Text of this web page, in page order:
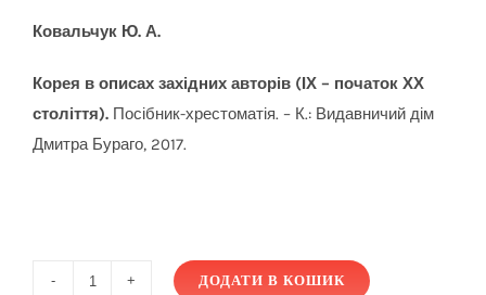
Ковальчук Ю. А.
Корея в описах західних авторів (ІХ – початок ХХ
століття). Посібник-хрестоматія. – К.: Видавничий дім
Дмитра Бураго, 2017.
ДОДАТИ В КОШИК